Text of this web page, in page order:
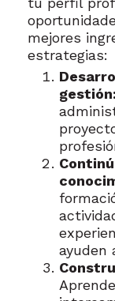
mejores
estrategias:
gestión:
ayuden